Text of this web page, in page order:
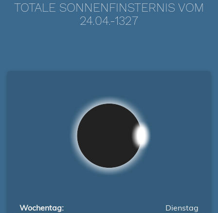
TOTALE SONNENFINSTERNIS VOM
24.04.-1327
Wochentag:
Dienstag